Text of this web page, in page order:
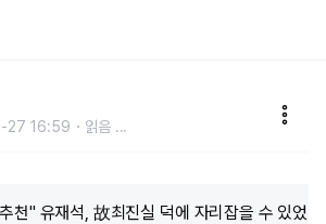
27 16:59 읽음 ...
천" 유재석, 故최진실 덕에 자리잡을 수 있었